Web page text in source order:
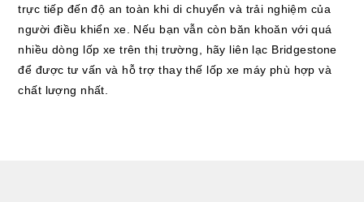
trực tiếp đến độ an toàn khi di chuyển và trải nghiệm của
người điều khiển xe. Nếu bạn vẫn còn băn khoăn với quá
nhiều dòng lốp xe trên thị trường, hãy liên lạc Bridgestone
để được tư vấn và hỗ trợ thay thế lốp xe máy phù hợp và
chất lượng nhất.